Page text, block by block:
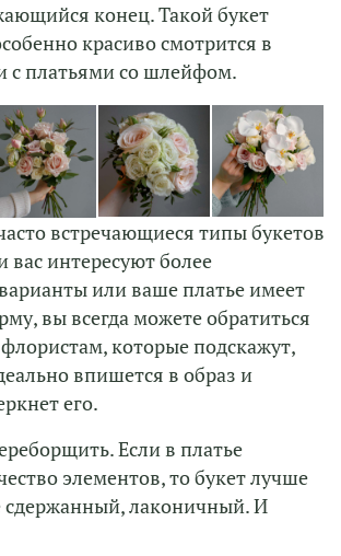
конец. Такой букет
красиво смотрится в
с платьями со шлейфом.
встречающиеся типы букетов
вас интересуют более
или ваше платье имеет
вы всегда можете обратиться
которые подскажут,
впишется в образ и
его.
Если в платье
элементов, то букет лучше
сдержанный, лаконичный. И